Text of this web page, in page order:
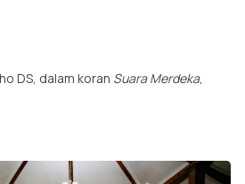
DS, dalam koran Suara Merdeka,